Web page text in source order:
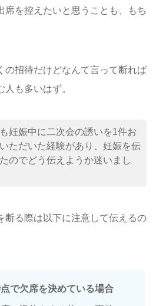
席を控えたいと思うことも、もち
の招待だけどなんて言って断れば
も多いはず。
妊娠中に二次会の誘いを1件お
ただいた経験があり、妊娠を伝
のでどう伝えようか迷いまし
断る際は以下に注意して伝えるの
で欠席を決めている場合